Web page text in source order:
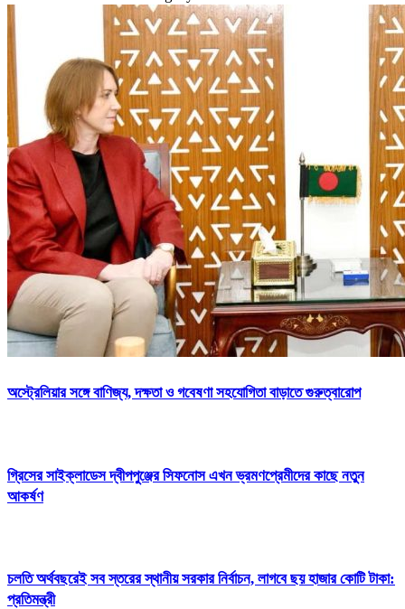
অস্ট্রেলিয়ার সঙ্গে বাণিজ্য, দক্ষতা ও গবেষণা সহযোগিতা বাড়াতে গুরুত্বারোপ
গ্রিসের সাইক্লাডেস দ্বীপপুঞ্জের সিফনোস এখন ভ্রমণপ্রেমীদের কাছে নতুন
আকর্ষণ
চলতি অর্থবছরেই সব স্তরের স্থানীয় সরকার নির্বাচন, লাগবে ছয় হাজার কোটি টাকা:
প্রতিমন্ত্রী